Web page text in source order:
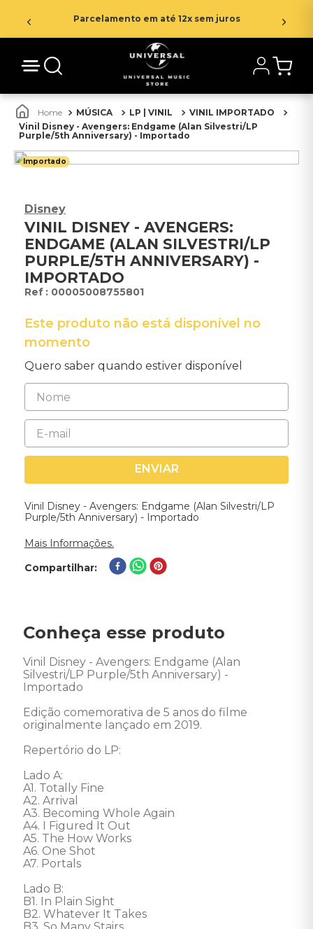
Parcelamento em até 12x sem juros
MÚSICA LP | VINIL
VINIL IMPORTADO
Vinil Disney - Avengers: Endgame (Alan Silvestri/LP
Purple/5th Anniversary) - Importado
Importado
Disney
VINIL DISNEY - AVENGERS:
ENDGAME (ALAN SILVESTRI/LP
PURPLE/5TH ANNIVERSARY) -
IMPORTADO
: 00005008755801
Este produto não está disponível no
momento
Quero saber quando estiver disponível
ENVIAR
Vinil Disney - Avengers: Endgame (Alan Silvestri/LP
Purple/5th Anniversary) - Importado
Mais Informações.
Compartilhar
Conheça esse produto
Vinil Disney - Avengers: Endgame (Alan
Silvestri/LP Purple/5th Anniversary) -
Importado
Edição comemorativa de 5 anos do filme
originalmente lançado em 2019.
Repertório do LP:
Lado A:
A1. Totally Fine
A2. Arrival
A3. Becoming Whole Again
A4. I Figured It Out
A5. The How Works
A6. One Shot
A7. Portals
Lado B:
B1. In Plain Sight
B2. Whatever It Takes